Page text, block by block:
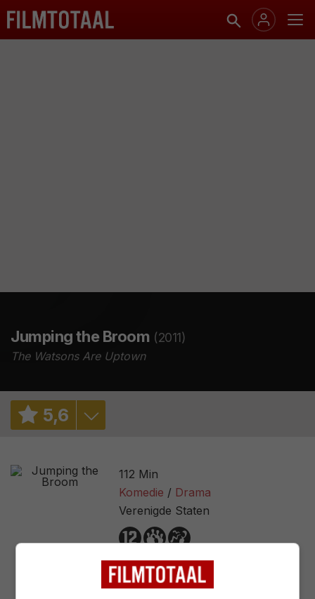
Jumping the Broom (2011)
The Watsons Are Uptown
5,6
56%/ 82
2,5
56
112 Min
Komedie
Drama
Verenigde Staten